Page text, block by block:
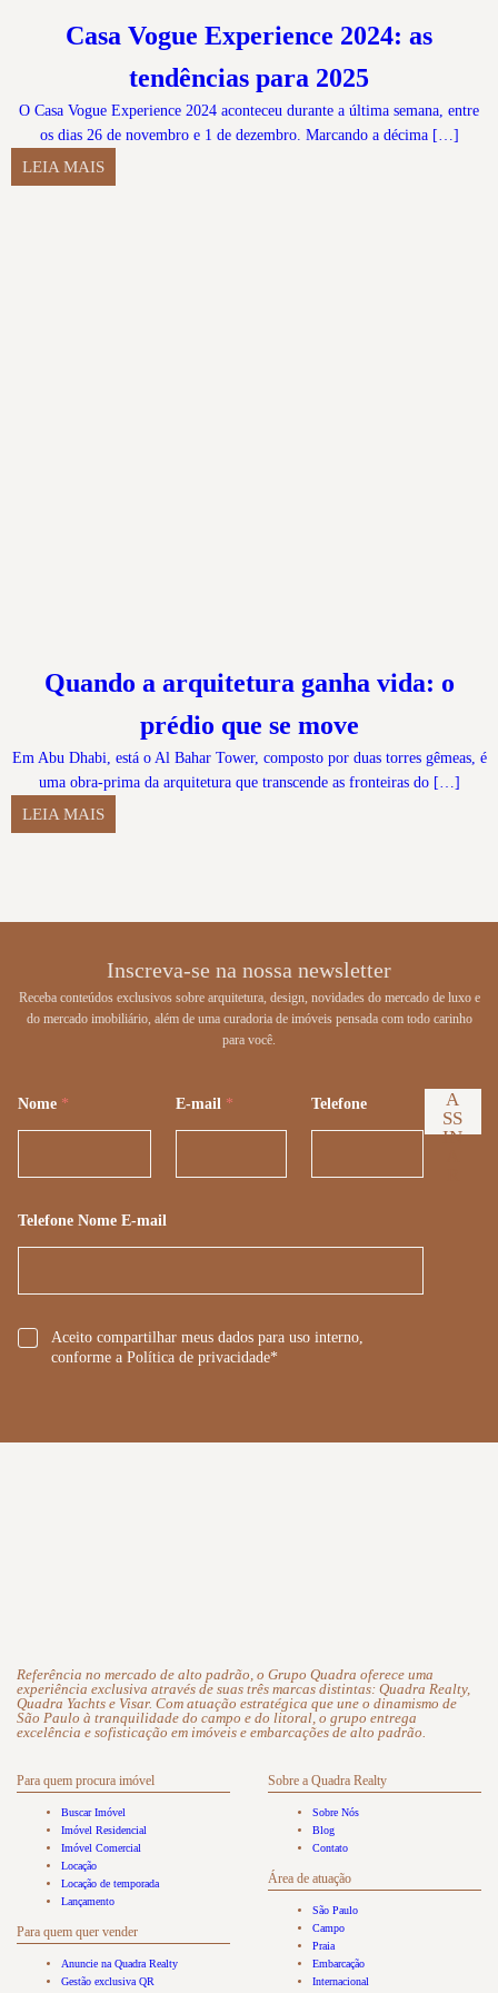
Casa Vogue Experience 2024: as
tendências para 2025
O Casa Vogue Experience 2024 aconteceu durante a última semana, entre
os dias 26 de novembro e 1 de dezembro. Marcando a décima […]
LEIA MAIS
Quando a arquitetura ganha vida: o
prédio que se move
Em Abu Dhabi, está o Al Bahar Tower, composto por duas torres gêmeas, é
uma obra-prima da arquitetura que transcende as fronteiras do […]
LEIA MAIS
Inscreva-se na nossa newsletter
Receba conteúdos exclusivos sobre arquitetura, design, novidades do mercado de luxo e
do mercado imobiliário, além de uma curadoria de imóveis pensada com todo carinho
para você.
Nome * E-mail * Telefone
Telefone Nome E-mail
*
Aceito compartilhar meus dados para uso interno,
conforme a Política de privacidade*
A
SS
IN
Referência no mercado de alto padrão, o Grupo Quadra oferece uma
experiência exclusiva através de suas três marcas distintas: Quadra Realty,
Quadra Yachts e Visar. Com atuação estratégica que une o dinamismo de
São Paulo à tranquilidade do campo e do litoral, o grupo entrega
excelência e sofisticação em imóveis e embarcações de alto padrão.
Para quem procura imóvel
Buscar Imóvel
Imóvel Residencial
Imóvel Comercial
Locação
Locação de temporada
Lançamento
Para quem quer vender
Anuncie na Quadra Realty
Gestão exclusiva QR
Sobre a Quadra Realty
Sobre Nós
Blog
Contato
Área de atuação
São Paulo
Campo
Praia
Embarcação
Internacional